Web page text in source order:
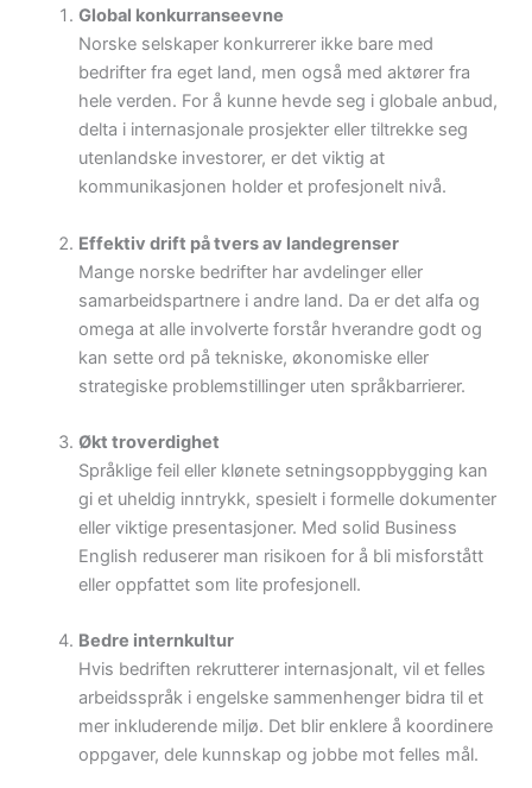
Global konkurranseevne
Norske selskaper konkurrerer ikke bare med
bedrifter fra eget land, men også med aktører fra
hele verden. For å kunne hevde seg i globale anbud,
delta i internasjonale prosjekter eller tiltrekke seg
utenlandske investorer, er det viktig at
kommunikasjonen holder et profesjonelt nivå.
Effektiv drift på tvers av landegrenser
Mange norske bedrifter har avdelinger eller
samarbeidspartnere i andre land. Da er det alfa og
omega at alle involverte forstår hverandre godt og
kan sette ord på tekniske, økonomiske eller
strategiske problemstillinger uten språkbarrierer.
Økt troverdighet
Språklige feil eller klønete setningsoppbygging kan
gi et uheldig inntrykk, spesielt i formelle dokumenter
eller viktige presentasjoner. Med solid Business
English reduserer man risikoen for å bli misforstått
eller oppfattet som lite profesjonell.
Bedre internkultur
Hvis bedriften rekrutterer internasjonalt, vil et felles
arbeidsspråk i engelske sammenhenger bidra til et
mer inkluderende miljø. Det blir enklere å koordinere
oppgaver, dele kunnskap og jobbe mot felles mål.